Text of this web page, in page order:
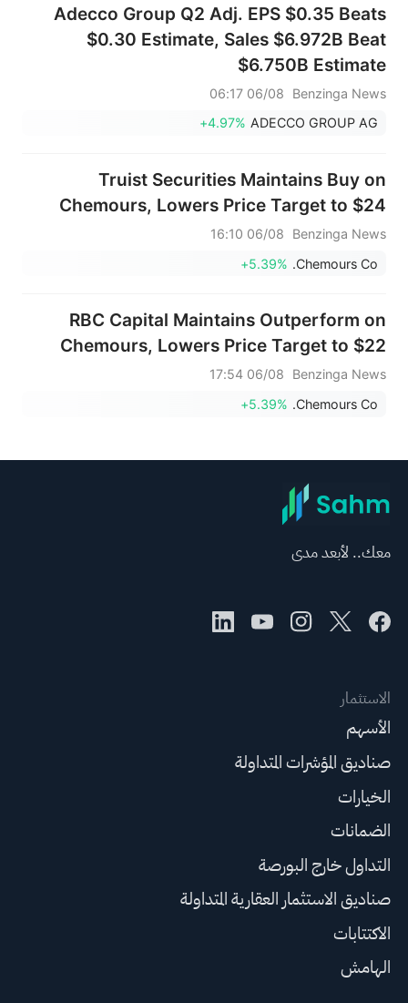
Adecco Group Q2 Adj. EPS $0.35 Beats
$0.30 Estimate, Sales $6.972B Beat
$6.750B Estimate
Benzinga News
06/08 06:17
ADECCO GROUP AG
+4.97%
Truist Securities Maintains Buy on
Chemours, Lowers Price Target to $24
Benzinga News
06/08 16:10
Chemours Co.
+5.39%
RBC Capital Maintains Outperform on
Chemours, Lowers Price Target to $22
Benzinga News
06/08 17:54
Chemours Co.
+5.39%
معك.. لأبعد مدى
الاستثمار
الأسهم
صناديق المؤشرات المتداولة
الخيارات
الضمانات
التداول خارج البورصة
صناديق الاستثمار العقارية المتداولة
الاكتتابات
الهامش